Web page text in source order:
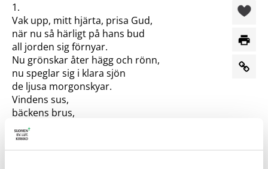
1.
Vak upp, mitt hjärta, prisa Gud,
när nu så härligt på hans bud
all jorden sig förnyar.
Nu grönskar åter hägg och rönn,
nu speglar sig i klara sjön
de ljusa morgonskyar.
Vindens sus,
bäckens brus,
havets dyning,
dagens gryning,
lärkans tunga